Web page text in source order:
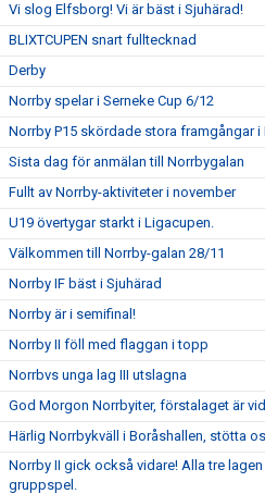
Vi slog Elfsborg! Vi är bäst i Sjuhärad!
BLIXTCUPEN snart fulltecknad
Derby
Norrby spelar i Serneke Cup 6/12
Norrby P15 skördade stora framgångar i
Sista dag för anmälan till Norrbygalan
Fullt av Norrby-aktiviteter i november
U19 övertygar starkt i Ligacupen.
Välkommen till Norrby-galan 28/11
Norrby IF bäst i Sjuhärad
Norrby är i semifinal!
Norrby II föll med flaggan i topp
Norrbvs unga lag III utslagna
God Morgon Norrbyiter, förstalaget är
Härlig Norrbykväll i Boråshallen, stötta
Norrby II gick också vidare! Alla tre
gruppspel.